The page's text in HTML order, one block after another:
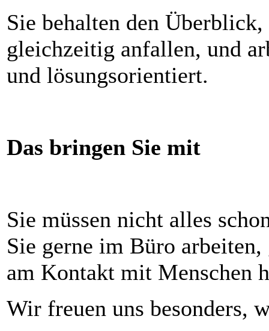
Sie behalten den
gleichzeitig anfallen, und
und lösungsorientiert.
Das bringen Sie mit
Sie müssen nicht alles
Sie gerne im Büro
am Kontakt mit Menschen
Wir freuen uns besonders,